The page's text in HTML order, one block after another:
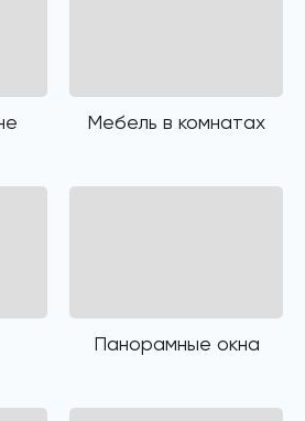
Мебель в комнатах
Панорамные окна